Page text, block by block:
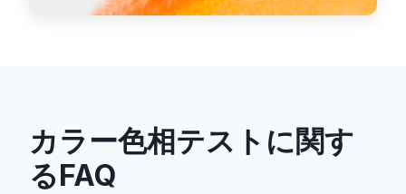
カラー色相テストに関す
るFAQ